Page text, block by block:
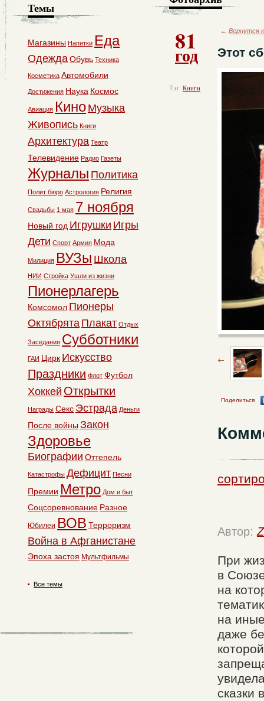
81
год
Тэг: Книги
← Вернутся
Этот
Поделиться
Автор:
При
в
на
на
даже
сказки
Темы
Магазины Напитки Еда
ОдеждаОбувь Техника
Косметика Автомобили
Достижения Наука Космос
Авиация Кино Музыка
Живопись Книги
Архитектура Театр
Телевидение Радио Газеты
Журналы Политика
Полит бюро Астрология Религия
Свадьбы 1 мая 7 ноября
Новый год Игрушки Игры
Дети Спорт Армия Мода
Милиция ВУЗы Школа
НИИ Стройка Ушли из жизни
Пионерлагерь
Комсомол Пионеры
Октябрята Плакат Отдых
Заседания Субботники
ГАИ Цирк Искусство
Праздники Флот Футбол
Хоккей Открытки
Награды Секс Эстрада Деньги
После войны Закон
Здоровье
Биографии Оттепель
Катастрофы Дефицит Песни
Премии Метро Дом и быт
Соцсоревнование Разное
Юбилеи ВОВ Терроризм
Война в Афганистане
Эпоха застоя Мультфильмы
Все темы